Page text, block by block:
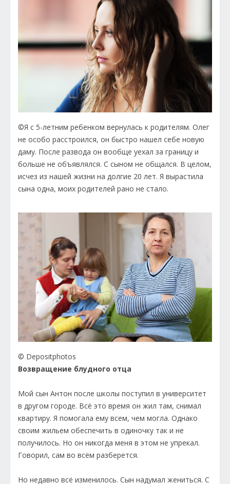
©Я с 5-летним ребенком вернулась к родителям. Олег
не особо расстроился, он быстро нашел себе новую
даму. После развода он вообще уехал за границу и
больше не объявлялся. С сыном не общался. В целом,
исчез из нашей жизни на долгие 20 лет. Я вырастила
сына одна, моих родителей рано не стало.
© Depositphotos
Возвращение блудного отца
Мой сын Антон после школы поступил в университет
в другом городе. Всё это время он жил там, снимал
квартиру. Я помогала ему всем, чем могла. Однако
своим жильем обеспечить в одиночку так и не
получилось. Но он никогда меня в этом не упрекал.
Говорил, сам во всём разберется.
Но недавно всё изменилось. Сын надумал жениться. С